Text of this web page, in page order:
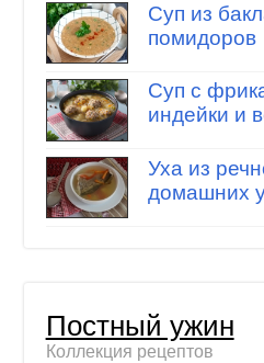
Суп из
помидоров
Суп с
индейки и
Уха из
домашних
Постный ужин
Коллекция рецептов